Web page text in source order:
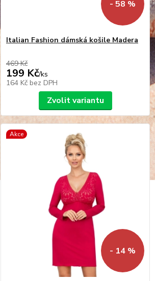
- 58 %
Italian Fashion dámská košile Madera
469 Kč
199 Kč/ks
164 Kč bez DPH
Zvolit variantu
Akce
- 14 %